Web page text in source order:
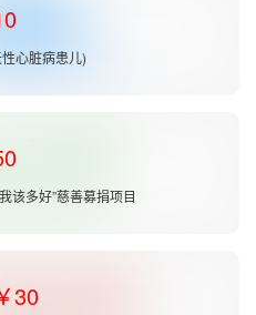
心脏病患儿)
该多好”慈善募捐项目
30